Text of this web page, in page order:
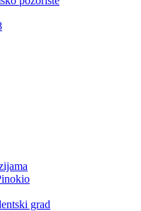
grad